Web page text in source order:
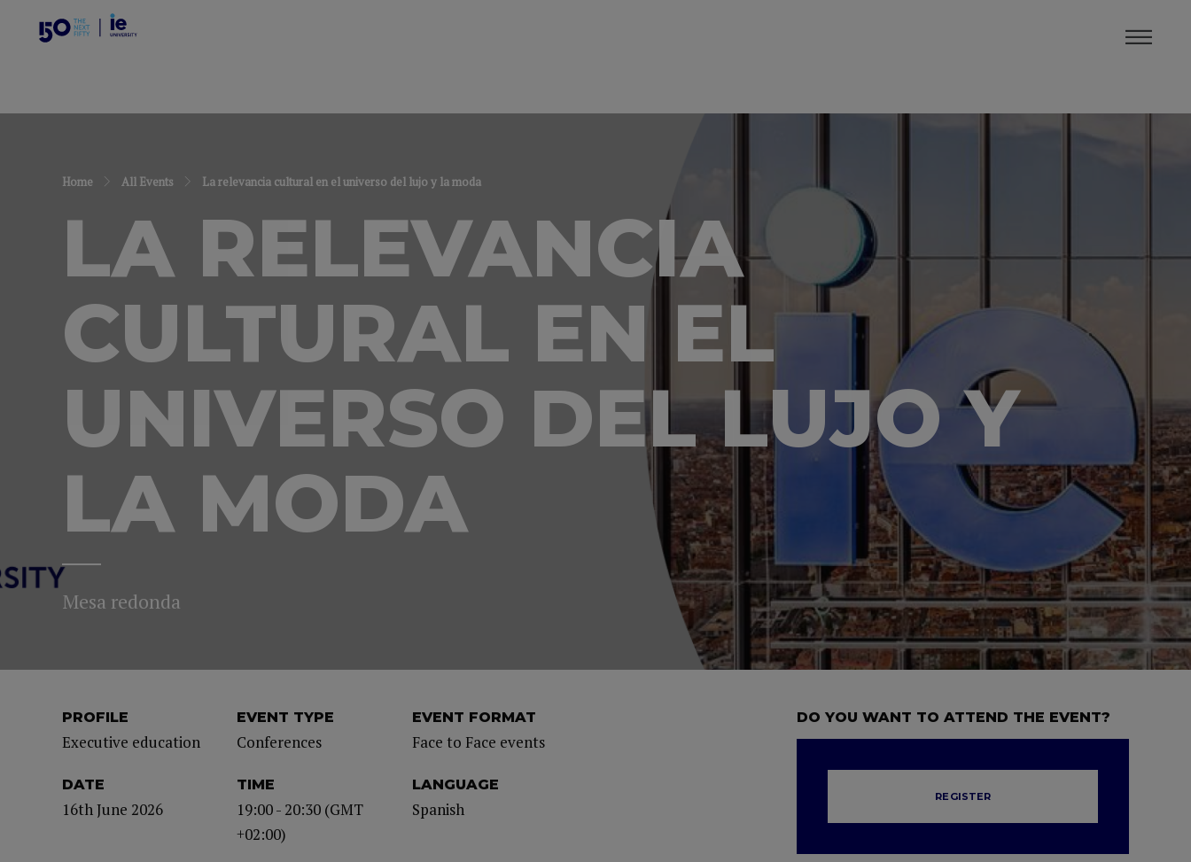
Home All Events La relevancia cultural en el universo del lujo y la moda
LA RELEVANCIA
CULTURAL EN EL
UNIVERSO DEL LUJO Y
LA MODA
Mesa redonda
PROFILE
Executive education
EVENT TYPE
Conferences
EVENT FORMAT
Face to Face events
DATE
16th June 2026
TIME
19:00 - 20:30 (GMT
+02:00)
LANGUAGE
Spanish
DO YOU WANT TO ATTEND THE EVENT?
REGISTER